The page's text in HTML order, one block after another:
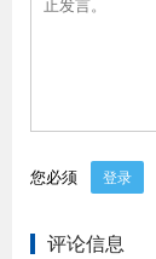
您必须 登录
评论信息